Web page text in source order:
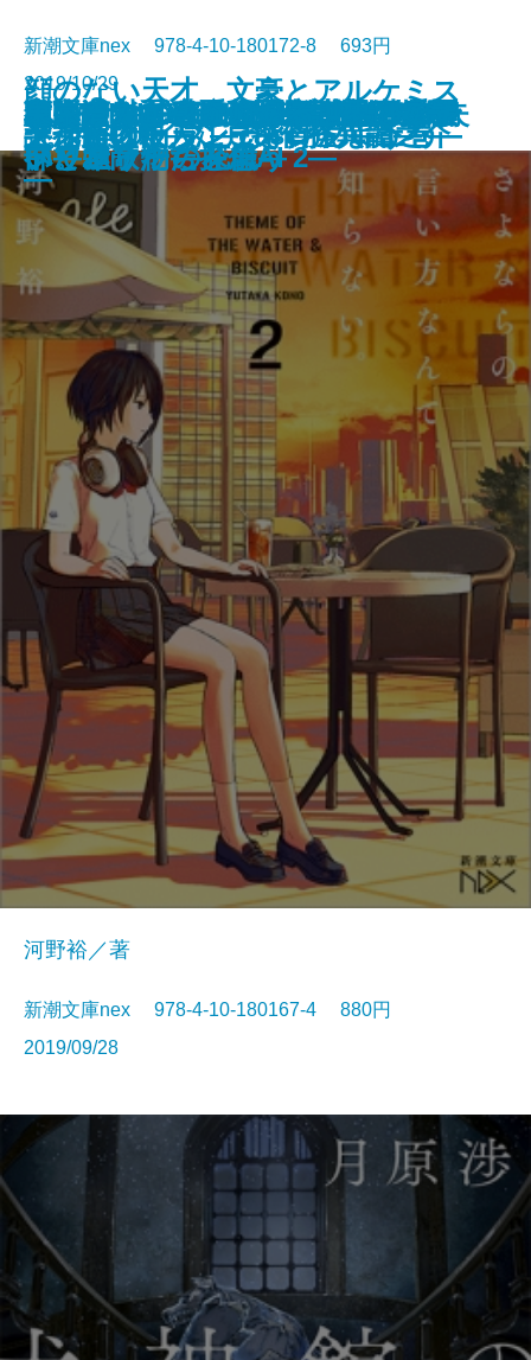
カカノムモノ3―呪いを欲しがっ
た者たち―
オニキス―公爵令嬢刑事 西有栖
宮綾子―
半七捕物帳―江戸探偵怪異譚―
デス・ストランディング―上巻―
デス・ストランディング―下巻―
朝比奈うさぎは報・恋・想で推理
する
二・二六―HUMAN LOST 人間失
格―
おもてなし時空カフェ〜桜井千鶴
のお客様相談ノート〜
太陽のシズク～大好きな君との最
低で最高の12ヶ月～
HUMAN LOST 人間失格 ノベ
ライズ
新潮文庫nex 978-4-10-180172-8 693円
2019/10/29
さよならの言い方なんて知らな
い。2
河野裕／著
新潮文庫nex 978-4-10-180167-4 880円
2019/09/28
犬神館の殺人
謎が解けたら、ごきげんよう
魔弾の射手―天久鷹央の事件カル
テ―
さよならの言い方なんて知らな
い。
君と漕ぐ2―ながとろ高校カヌー
部と強敵たち―
ベルサイユのゆり―マリー・アン
トワネットの花籠―
犯人IAのインテリジェンス・アン
プリファー―探偵AI 2―
東京湾の向こうにある世界は、す
べて造り物だと思う
顔のない天才 文豪とアルケミス
ト ノベライズ―case 芥川龍之介
―